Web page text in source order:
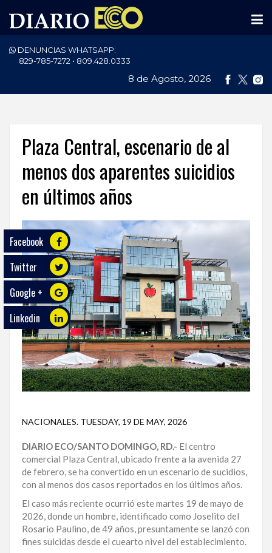
DENUNCIAS WHATSAPP:
829-785-7272 • 809.428.0333
8 de Agosto, 2026
PORTADA
DEPORTES
SALUD
TECNOLOGÍA
ECO
PLAY
TRABAJOS
DE
INVESTIGACIÓN
PROVINCIAS
NACIONAL
SANTO
DOMINGO
SAN
JUAN
Plaza Central, escenario de al
menos dos aparentes suicidios
en últimos años
Facebook
Twitter
Google +
Linkedin
NACIONALES. TUESDAY, 19 DE MAY, 2026
DIARIO ECO/SANTO DOMINGO, RD.- El centro
comercial Plaza Central, ubicado frente a la avenida 27
de febrero, se ha convertido en un escenario de sucidios,
con al menos dos casos reportados en los últimos años.
El caso más reciente ocurrió este martes 19 de mayo de
2026, donde un hombre, identificado como Joselito del
Rosario Paulino, de 49 años, presuntamente se lanzó con
fines suicidas desde el cuearto nivel del establecimiento.